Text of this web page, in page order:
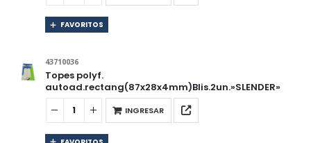
FAVORITOS
43710036
Topes polyf.
autoad.rectang(87x28x4mm)Blis.2un.»SLENDER»
INGRESAR